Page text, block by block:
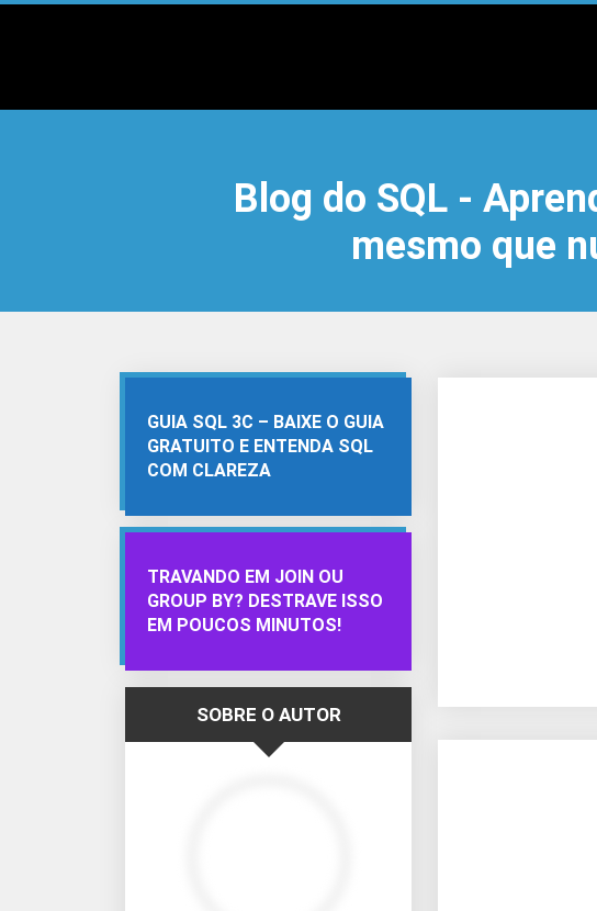
Blog do SQL -
mesmo que
GUIA SQL 3C – BAIXE O GUIA
GRATUITO E ENTENDA SQL
COM CLAREZA
TRAVANDO EM JOIN OU
GROUP BY? DESTRAVE ISSO
EM POUCOS MINUTOS!
SOBRE O AUTOR